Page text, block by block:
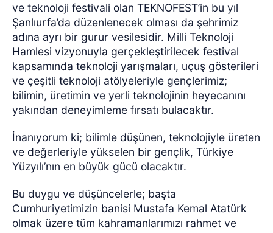
ve teknoloji festivali olan TEKNOFEST’in bu yıl
Şanlıurfa’da düzenlenecek olması da şehrimiz
adına ayrı bir gurur vesilesidir. Milli Teknoloji
Hamlesi vizyonuyla gerçekleştirilecek festival
kapsamında teknoloji yarışmaları, uçuş gösterileri
ve çeşitli teknoloji atölyeleriyle gençlerimiz;
bilimin, üretimin ve yerli teknolojinin heyecanını
yakından deneyimleme fırsatı bulacaktır.
İnanıyorum ki; bilimle düşünen, teknolojiyle üreten
ve değerleriyle yükselen bir gençlik, Türkiye
Yüzyılı’nın en büyük gücü olacaktır.
Bu duygu ve düşüncelerle; başta
Cumhuriyetimizin banisi Mustafa Kemal Atatürk
olmak üzere tüm kahramanlarımızı rahmet ve